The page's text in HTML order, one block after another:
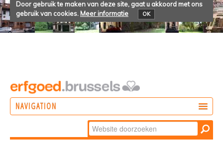
Door gebruik te maken van deze site, gaat u akkoord met ons
gebruik van cookies. Meer informatie OK
NAVIGATION
Zoek
Geavanceerd